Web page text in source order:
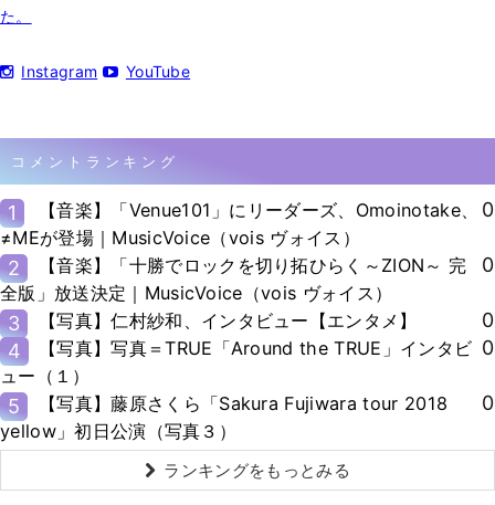
た。
Instagram YouTube
コメントランキング
1
【音楽】「Venue101」にリーダーズ、Omoinotake、
≠MEが登場｜MusicVoice（vois ヴォイス）
0
2
【音楽】「十勝でロックを切り拓ひらく～ZION～ 完
全版」放送決定｜MusicVoice（vois ヴォイス）
0
3 【写真】仁村紗和、インタビュー【エンタメ】
0
4
【写真】写真＝TRUE「Around the TRUE」インタビ
ュー（１）
0
5
【写真】藤原さくら「Sakura Fujiwara tour 2018
yellow」初日公演（写真３）
0
ランキングをもっとみる